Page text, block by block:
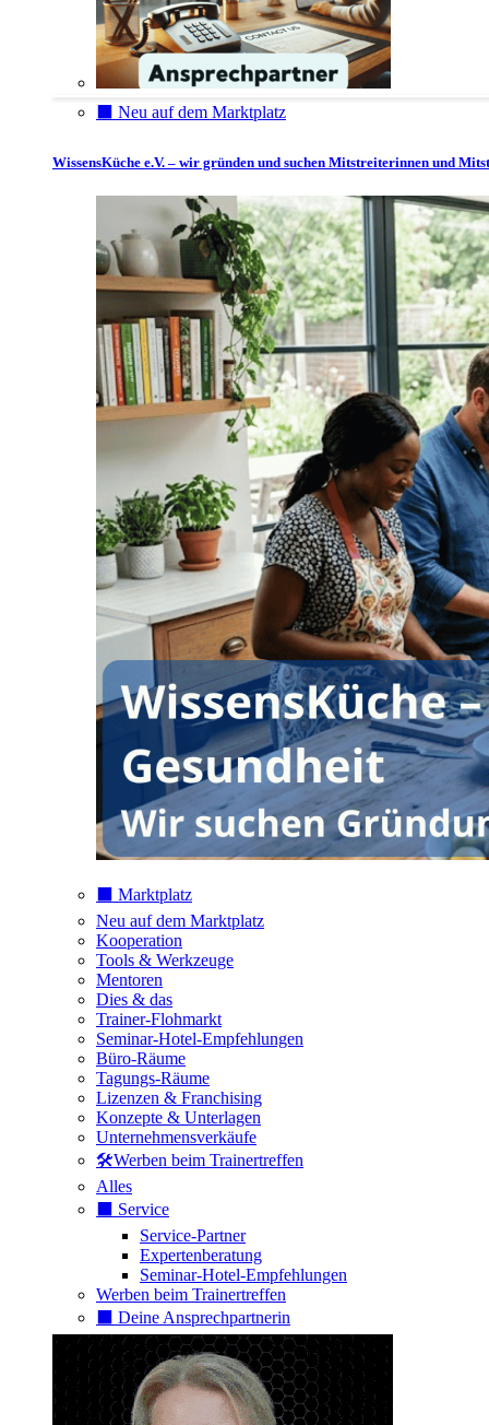
⬛️ Neu auf dem Marktplatz
WissensKüche e.V. – wir gründen und suchen Mitstreiterinnen und
⬛️ Marktplatz
Neu auf dem Marktplatz
Kooperation
Tools & Werkzeuge
Mentoren
Dies & das
Trainer-Flohmarkt
Seminar-Hotel-Empfehlungen
Büro-Räume
Tagungs-Räume
Lizenzen & Franchising
Konzepte & Unterlagen
Unternehmensverkäufe
🛠️Werben beim Trainertreffen
Alles
⬛️ Service
Service-Partner
Expertenberatung
Seminar-Hotel-Empfehlungen
Werben beim Trainertreffen
⬛️ Deine Ansprechpartnerin